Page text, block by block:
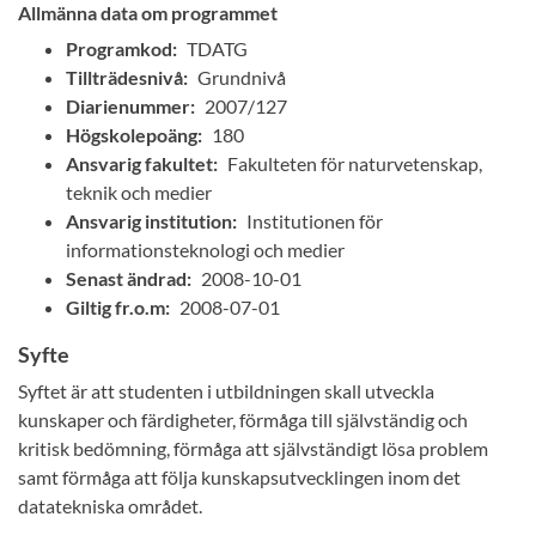
Allmänna data om programmet
Programkod: TDATG
Tillträdesnivå: Grundnivå
Diarienummer: 2007/127
Högskolepoäng: 180
Ansvarig fakultet: Fakulteten för naturvetenskap,
teknik och medier
Ansvarig institution: Institutionen för
informationsteknologi och medier
Senast ändrad: 2008-10-01
Giltig fr.o.m: 2008-07-01
Syfte
Syftet är att studenten i utbildningen skall utveckla
kunskaper och färdigheter, förmåga till självständig och
kritisk bedömning, förmåga att självständigt lösa problem
samt förmåga att följa kunskapsutvecklingen inom det
datatekniska området.